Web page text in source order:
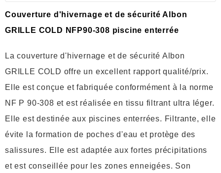
Couverture d'hivernage et de sécurité Albon
GRILLE COLD NFP90-308 piscine enterrée
La couverture d'hivernage et de sécurité Albon
GRILLE COLD offre un excellent rapport qualité/prix.
Elle est conçue et fabriquée conformément à la norme
NF P 90-308 et est réalisée en tissu filtrant ultra léger.
Elle est destinée aux piscines enterrées. Filtrante, elle
évite la formation de poches d'eau et protège des
salissures. Elle est adaptée aux fortes précipitations
et est conseillée pour les zones enneigées. Son